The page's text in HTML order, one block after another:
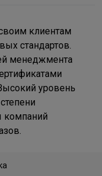
клиентам
стандартов.
менеджмента
уровень
компаний